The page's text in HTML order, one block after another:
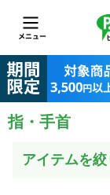
指・手首